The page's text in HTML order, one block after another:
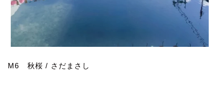
M6 秋桜 / さだまさし